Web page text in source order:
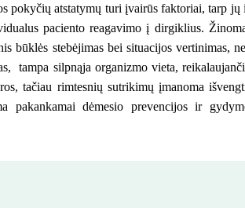
pokyčių atstatymų turi įvairūs faktoriai, tarp jų
paciento reagavimo į dirgiklius.
būklės stebėjimas bei situacijos vertinimas,
tampa silpnąja organizmo vieta,
tačiau rimtesnių sutrikimų įmanoma
pakankamai dėmesio prevencijos ir